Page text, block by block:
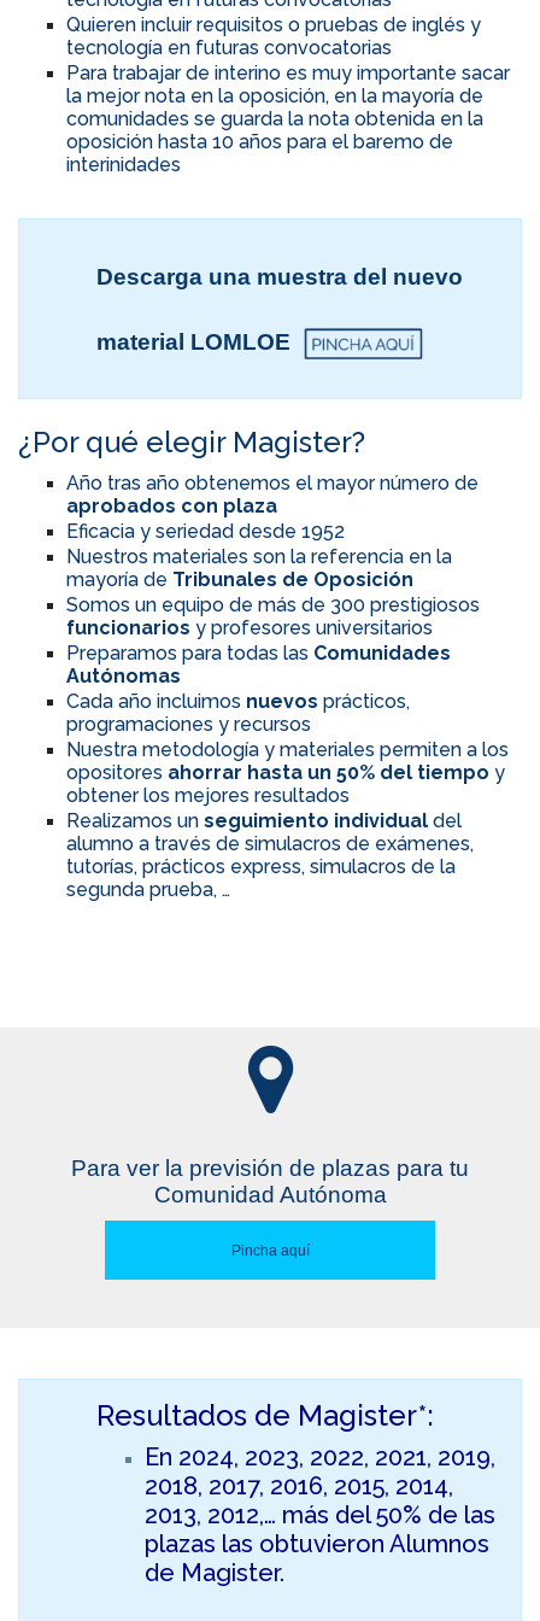
Quieren incluir requisitos o pruebas de inglés y
tecnología en futuras convocatorias
Para trabajar de interino es muy importante sacar
la mejor nota en la oposición, en la mayoría de
comunidades se guarda la nota obtenida en la
oposición hasta 10 años para el baremo de
interinidades
Descarga una muestra del nuevo
material LOMLOE
¿Por qué elegir Magister?
Año tras año obtenemos el mayor número de
aprobados con plaza
Eficacia y seriedad desde 1952
Nuestros materiales son la referencia en la
mayoría de Tribunales de Oposición
Somos un equipo de más de 300 prestigiosos
funcionarios y profesores universitarios
Preparamos para todas las Comunidades
Autónomas
Cada año incluimos nuevos prácticos,
programaciones y recursos
Nuestra metodología y materiales permiten a los
opositores ahorrar hasta un 50% del tiempo y
obtener los mejores resultados
Realizamos un seguimiento individual del
alumno a través de simulacros de exámenes,
tutorías, prácticos express, simulacros de la
segunda prueba, …
Para ver la previsión de plazas para tu
Comunidad Autónoma
Pincha aquí
Resultados de Magister*:
En 2024, 2023, 2022, 2021, 2019,
2018, 2017, 2016, 2015, 2014,
2013, 2012,… más del 50% de las
plazas las obtuvieron Alumnos
de Magister.